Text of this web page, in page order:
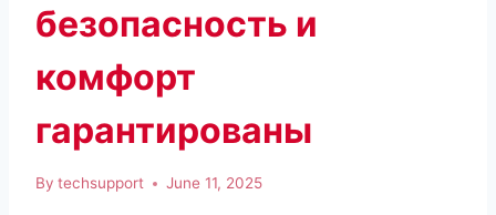
безопасность и
комфорт
гарантированы
By techsupport June 11, 2025